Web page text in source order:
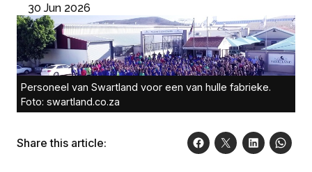
30 Jun 2026
Personeel van Swartland voor een van hulle fabrieke.
Foto: swartland.co.za
Share this article: